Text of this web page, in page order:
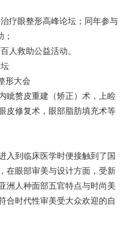
疗眼整形高峰论坛；同年参与
人救助公益活动。
形大会
眦赘皮重建（矫正）术，上睑
皮修复术，眼部脂肪填充术等
入到临床医学时便接触到了国
在眼部审美与设计方面，受新
洲人种面部五官特点与时尚美
合时代性审美受大众欢迎的自